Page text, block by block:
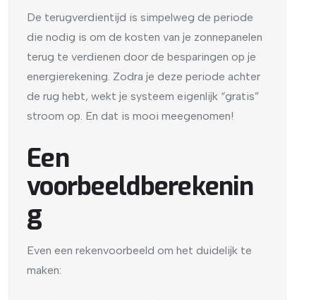
De terugverdientijd is simpelweg de periode
die nodig is om de kosten van je zonnepanelen
terug te verdienen door de besparingen op je
energierekening. Zodra je deze periode achter
de rug hebt, wekt je systeem eigenlijk “gratis”
stroom op. En dat is mooi meegenomen!
Een
voorbeeldberekenin
g
Even een rekenvoorbeeld om het duidelijk te
maken: